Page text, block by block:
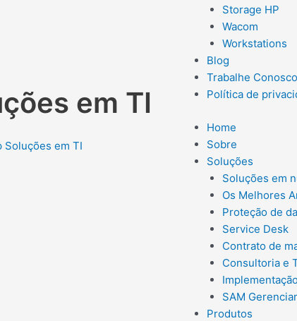
em TI
Storage HP
Wacom
Workstations
Blog
Trabalhe Conosco
Política de
Home
Sobre
Soluções
Soluções em
Os Melhores
Proteção de
Service Desk
Contrato de
Consultoria e
SAM
Produtos